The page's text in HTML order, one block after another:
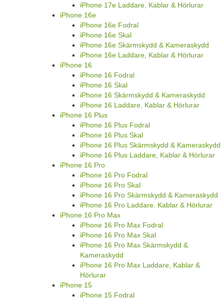
iPhone 17e Laddare, Kablar & Hörlurar
iPhone 16e
iPhone 16e Fodral
iPhone 16e Skal
iPhone 16e Skärmskydd & Kameraskydd
iPhone 16e Laddare, Kablar & Hörlurar
iPhone 16
iPhone 16 Fodral
iPhone 16 Skal
iPhone 16 Skärmskydd & Kameraskydd
iPhone 16 Laddare, Kablar & Hörlurar
iPhone 16 Plus
iPhone 16 Plus Fodral
iPhone 16 Plus Skal
iPhone 16 Plus Skärmskydd & Kameraskydd
iPhone 16 Plus Laddare, Kablar & Hörlurar
iPhone 16 Pro
iPhone 16 Pro Fodral
iPhone 16 Pro Skal
iPhone 16 Pro Skärmskydd & Kameraskydd
iPhone 16 Pro Laddare, Kablar & Hörlurar
iPhone 16 Pro Max
iPhone 16 Pro Max Fodral
iPhone 16 Pro Max Skal
iPhone 16 Pro Max Skärmskydd &
Kameraskydd
iPhone 16 Pro Max Laddare, Kablar &
Hörlurar
iPhone 15
iPhone 15 Fodral